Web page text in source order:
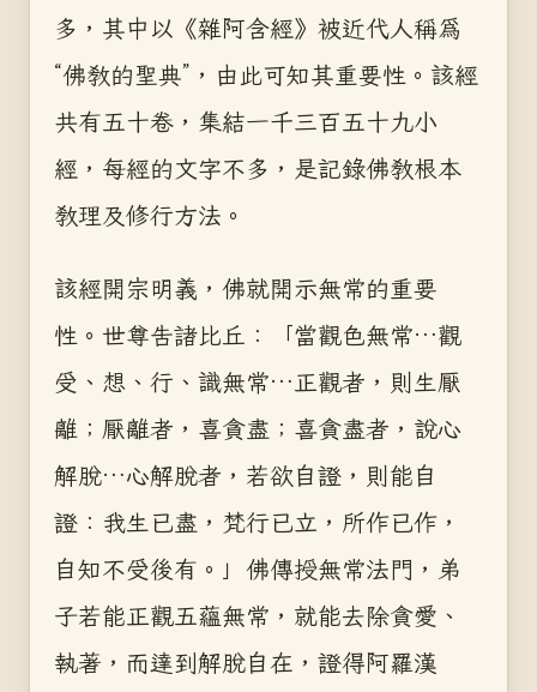
多，其中以《雜阿含經》被近代人稱為
“佛教的聖典”，由此可知其重要性。該經
共有五十卷，集結一千三百五十九小
經，每經的文字不多，是記錄佛教根本
教理及修行方法。
該經開宗明義，佛就開示無常的重要
性。世尊告諸比丘：「當觀色無常…觀
受、想、行、識無常…正觀者，則生厭
離；厭離者，喜貪盡；喜貪盡者，說心
解脫…心解脫者，若欲自證，則能自
證：我生已盡，梵行已立，所作已作，
自知不受後有。」佛傳授無常法門，弟
子若能正觀五蘊無常，就能去除貪愛、
執著，而達到解脫自在，證得阿羅漢